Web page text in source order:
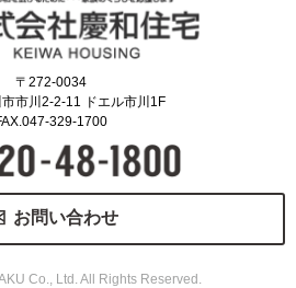
〒272-0034
市川2-2-11 ドエル市川1F
329-1700
お問い合わせ
Co., Ltd. All Rights Reserved.